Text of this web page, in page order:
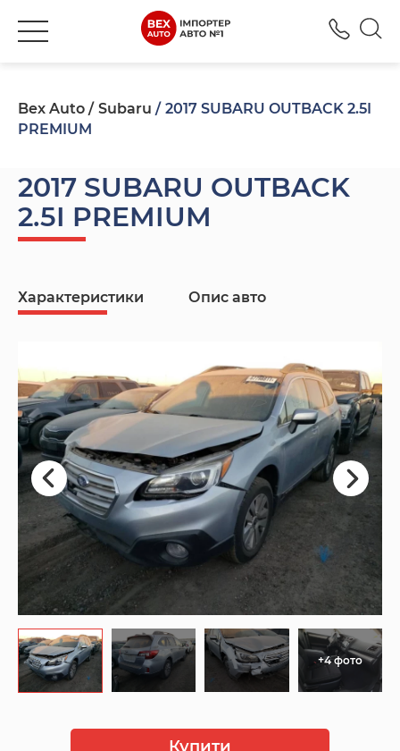
Bex Auto Subaru
2017 SUBARU OUTBACK 2.5I
PREMIUM
2017 SUBARU OUTBACK
2.5I PREMIUM
Характеристики Опис авто
+4 фото
Купити